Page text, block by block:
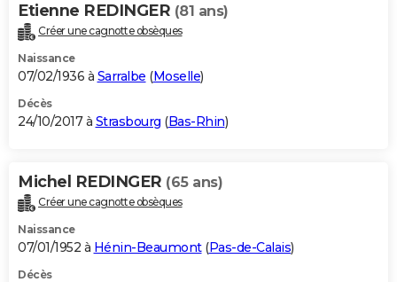
Etienne REDINGER (81 ans)
Créer une cagnotte obsèques
Naissance
07/02/1936 à Sarralbe (Moselle)
Décès
24/10/2017 à Strasbourg (Bas-Rhin)
Michel REDINGER (65 ans)
Créer une cagnotte obsèques
Naissance
07/01/1952 à Hénin-Beaumont(Pas-de-Calais)
Décès